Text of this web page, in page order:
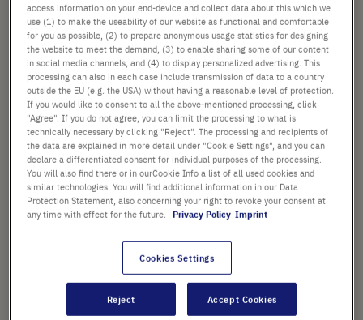
PUNTI SALIENTI
Alloggia tre scatole
Può essere montato alla parete
Viti di fissaggio incluse
- +
Aggiungi
al
Carrello
1 Pezzo (1 Confezione × 1 Pezzo)
access information on your end-device and collect data about this which we
use (1) to make the useability of our website as functional and comfortable
for you as possible, (2) to prepare anonymous usage statistics for designing
the website to meet the demand, (3) to enable sharing some of our content
in social media channels, and (4) to display personalized advertising. This
processing can also in each case include transmission of data to a country
outside the EU (e.g. the USA) without having a reasonable level of protection.
If you would like to consent to all the above-mentioned processing, click
"Agree". If you do not agree, you can limit the processing to what is
technically necessary by clicking "Reject". The processing and recipients of
the data are explained in more detail under "Cookie Settings", and you can
declare a differentiated consent for individual purposes of the processing.
You will also find there or in ourCookie Info a list of all used cookies and
similar technologies. You will find additional information in our Data
Protection Statement, also concerning your right to revoke your consent at
any time with effect for the future.
Privacy Policy Imprint
Cookies Settings
Reject Accept Cookies